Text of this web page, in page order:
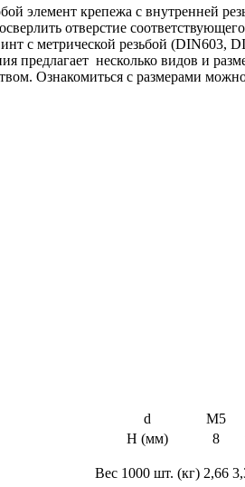
элемент крепежа с внутренней
отверстие
с метрической резьбой (DIN603,
предлагает несколько видов и
Ознакомиться с размерами
d
М5
H (мм)
8
Вес 1000 шт. (кг) 2,66